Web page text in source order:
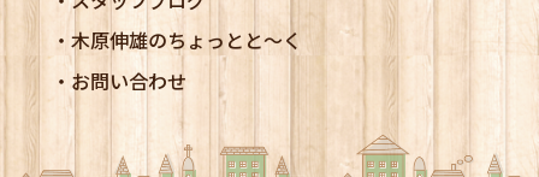
木原伸雄のちょっとと～く
お問い合わせ